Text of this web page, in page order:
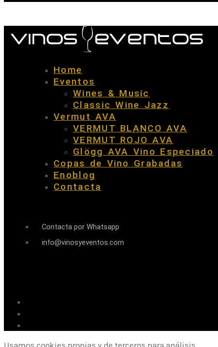
Home
Eventos
Wines & Music
Classic Wine Jazz
Vermut AVA
VERMUT BLANCO AVA
VERMUT ROJO AVA
Glögg AVA Vino Especiado
Copas de Vino Grabadas
Enoblog
Contacta
Contacta por Whatsapp
info@vinosyeventos.com